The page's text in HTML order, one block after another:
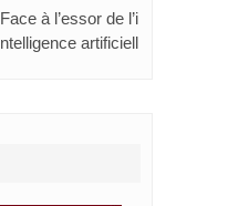
ntelligence artificiell